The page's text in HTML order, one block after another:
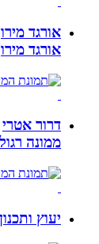
אורגד
אורגד מירון
דרור אטרי
ממונה
יעוץ